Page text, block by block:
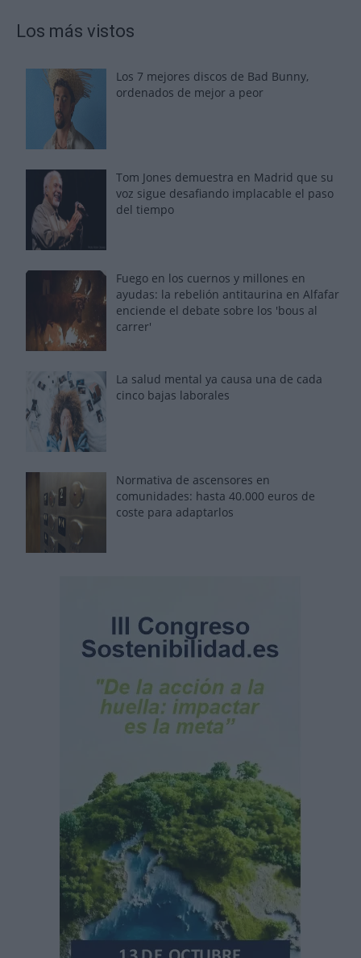
Los más vistos
Los 7 mejores discos de Bad Bunny,
ordenados de mejor a peor
Tom Jones demuestra en Madrid que su
voz sigue desafiando implacable el paso
del tiempo
Fuego en los cuernos y millones en
ayudas: la rebelión antitaurina en Alfafar
enciende el debate sobre los 'bous al
carrer'
La salud mental ya causa una de cada
cinco bajas laborales
Normativa de ascensores en
comunidades: hasta 40.000 euros de
coste para adaptarlos